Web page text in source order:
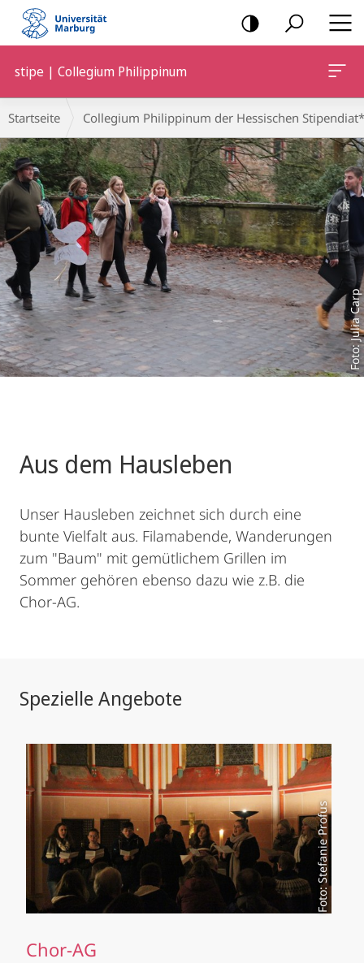
Mobile-
Navigation
stipe | Collegium Philippinum
Hauptinhalt
Breadcrumb-
Navigation
Startseite Collegium Philippinum der Hessischen
Foto: Julia Carp
Aus dem Hausleben
Unser Hausleben zeichnet sich durch eine
bunte Vielfalt aus. Filamabende, Wanderungen
zum "Baum" mit gemütlichem Grillen im
Sommer gehören ebenso dazu wie z.B. die
Chor-AG.
Spezielle Angebote
Foto: Stefanie Profus
Chor-AG